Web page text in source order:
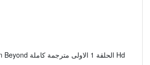
Kekkai Sensen Beyond الحلقة 1 الاولى مترجمة كاملة Hd